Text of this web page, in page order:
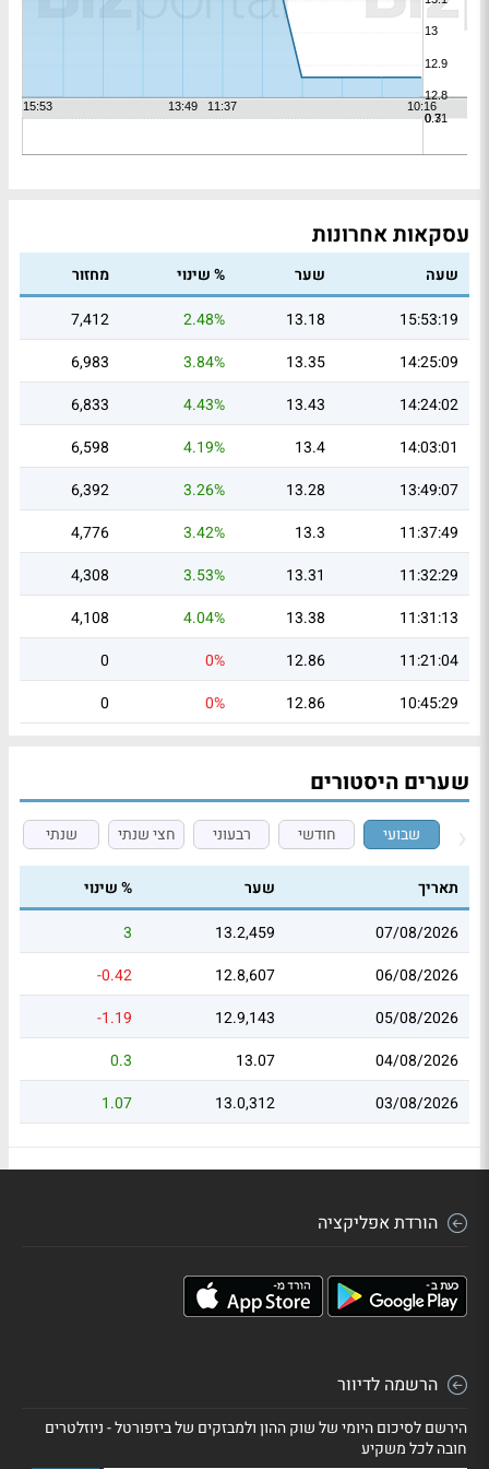
עסקאות אחרונות
שעה שער % שינוי
מחזור
15:53:19
13.18
2.48%
7,412
14:25:09
13.35
3.84%
6,983
14:24:02
13.43
4.43%
6,833
14:03:01
13.4
4.19%
6,598
13:49:07
13.28
3.26%
6,392
11:37:49
13.3
3.42%
4,776
11:32:29
13.31
3.53%
4,308
11:31:13
13.38
4.04%
4,108
11:21:04
12.86
0%
0
10:45:29
12.86
0%
0
שערים היסטורים
שבועי חודשי רבעוני חצי שנתי שנתי
תאריך שער
% שינוי
07/08/2026
13.2,459
3
06/08/2026
12.8,607
-0.42
05/08/2026
12.9,143
-1.19
04/08/2026
13.07
0.3
03/08/2026
13.0,312
1.07
הורדת אפליקציה
הרשמה לדיוור
הירשם לסיכום היומי של שוק ההון ולמבזקים של ביזפורטל - ניוזלטרים
חובה לכל משקיע